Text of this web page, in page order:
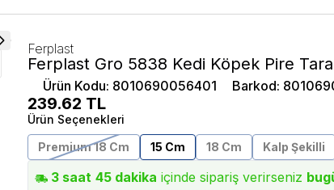
Ferplast
Ferplast Gro 5838 Kedi Köpek Pire
Ürün Kodu: 8010690056401 Barkod:
239.62 TL
Ürün Seçenekleri
Premium 18 Cm
15 Cm 18 Cm Kalp Şekilli
3 saat 45 dakika içinde sipariş verirseniz